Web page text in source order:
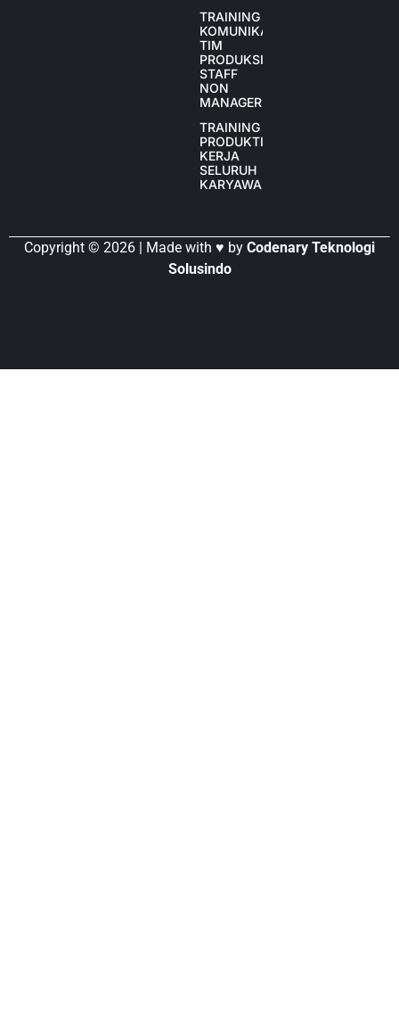
TRAINING
KOMUNIKASI
TIM
PRODUKSI
STAFF
NON
MANAGER
TRAINING
PRODUKTIVITAS
KERJA
SELURUH
KARYAWAN
Copyright © 2026 | Made with ♥ by Codenary Teknologi
Solusindo